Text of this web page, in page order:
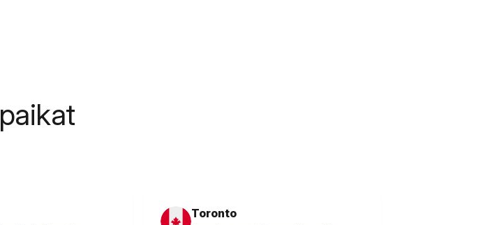
paikat
Toronto